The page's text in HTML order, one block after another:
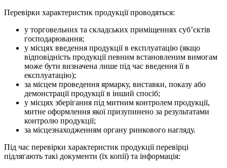
Перевірки характеристик продукції проводяться:
у торговельних та складських приміщеннях суб’єктів
господарювання;
у місцях введення продукції в експлуатацію (якщо
відповідність продукції певним встановленим вимогам
може бути визначена лише під час введення її в
експлуатацію);
за місцем проведення ярмарку, виставки, показу або
демонстрації продукції в інший спосіб;
у місцях зберігання під митним контролем продукції,
митне оформлення якої призупинено за результатами
контролю продукції;
за місцезнаходженням органу ринкового нагляду.
Під час перевірки характеристик продукції перевірці
підлягають такі документи (їх копії) та інформація: